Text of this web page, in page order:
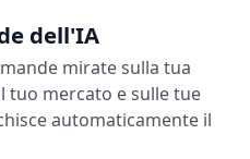
dell'IA
mirate sulla tua
tuo mercato e sulle tue
automaticamente il